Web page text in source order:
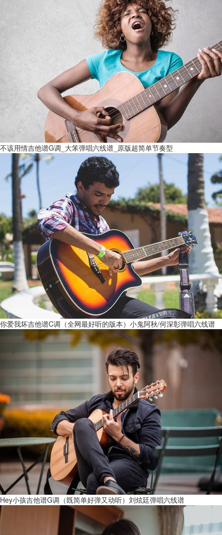
不该用情吉他谱G调_大笨弹唱六线谱_原版超简单节奏型
你爱我坏吉他谱C调（全网最好听的版本）小鬼阿秋/何深彰弹唱六线谱
Hey小孩吉他谱G调（既简单好弹又动听）刘炫廷弹唱六线谱